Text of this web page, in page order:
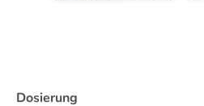
Dosierung